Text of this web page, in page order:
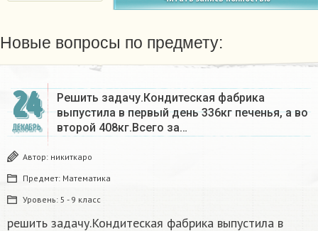
Новые вопросы по предмету:
24
ДЕКАБРЬ
Решить задачу.Кондитеская фабрика
выпустила в первый день 336кг печенья, а во
второй 408кг.Всего за…
Автор: никиткаро
Предмет: Математика
Уровень: 5 - 9 класс
решить задачу.Кондитеская фабрика выпустила в